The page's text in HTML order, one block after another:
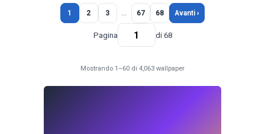
1 2 3 … 67 68 Avanti ›
Pagina di 68
Mostrando 1–60 di 4,063 wallpaper